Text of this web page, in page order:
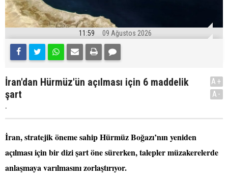
11:59 09 Ağustos 2026
İran'dan Hürmüz'ün açılması için 6 maddelik
şart
.
A+
A-
İran, stratejik öneme sahip Hürmüz Boğazı’nın yeniden
açılması için bir dizi şart öne sürerken, talepler müzakerelerde
anlaşmaya varılmasını zorlaştırıyor.